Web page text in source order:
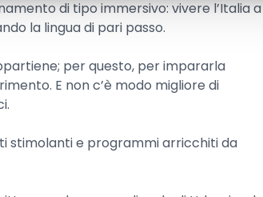
di tipo immersivo: vivere l’Italia a
la lingua di pari passo.
per questo, per impararla
E non c’è modo migliore di
stimolanti e programmi arricchiti da